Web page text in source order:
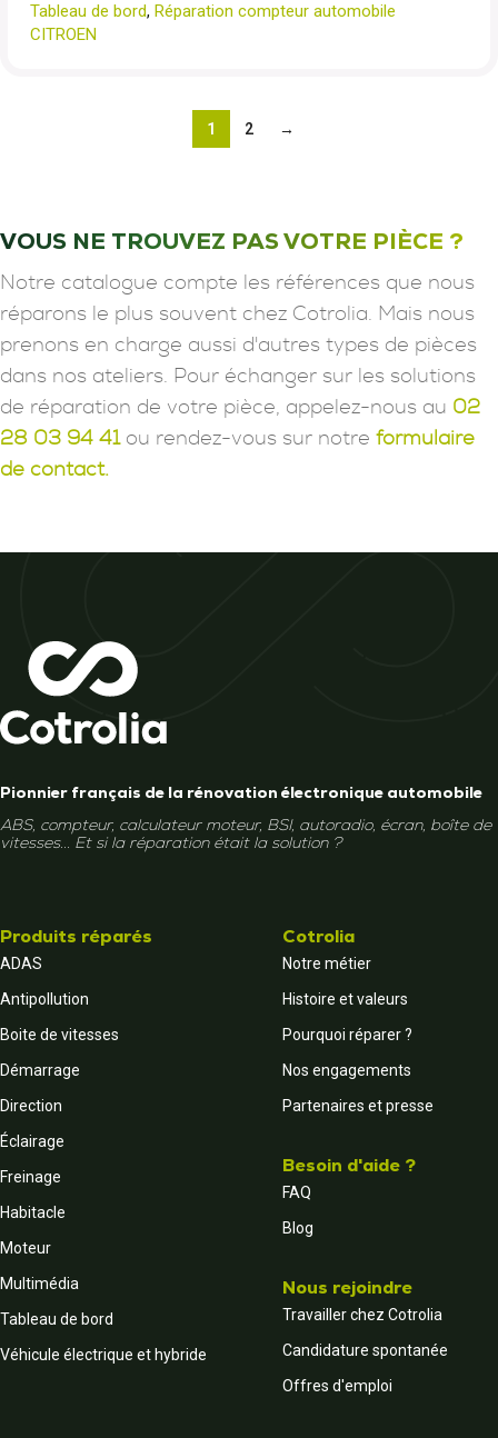
Tableau de bord, Réparation compteur automobile
CITROEN
1 2 →
VOUS NE TROUVEZ PAS VOTRE PIÈCE ?
Notre catalogue compte les références que nous
réparons le plus souvent chez Cotrolia. Mais nous
prenons en charge aussi d'autres types de pièces
dans nos ateliers. Pour échanger sur les solutions
de réparation de votre pièce, appelez-nous au 02
28 03 94 41ou rendez-vous sur notre formulaire
de contact.
Pionnier français de la rénovation électronique automobile
ABS, compteur, calculateur moteur, BSI, autoradio, écran, boîte de
vitesses... Et si la réparation était la solution ?
Produits réparés
ADAS
Antipollution
Boite de vitesses
Démarrage
Direction
Éclairage
Freinage
Habitacle
Moteur
Multimédia
Tableau de bord
Véhicule électrique et hybride
Cotrolia
Notre métier
Histoire et valeurs
Pourquoi réparer ?
Nos engagements
Partenaires et presse
Besoin d'aide ?
FAQ
Blog
Nous rejoindre
Travailler chez Cotrolia
Candidature spontanée
Offres d'emploi